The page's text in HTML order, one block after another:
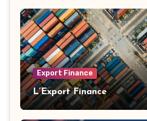
Export Finance
L’Export Finance